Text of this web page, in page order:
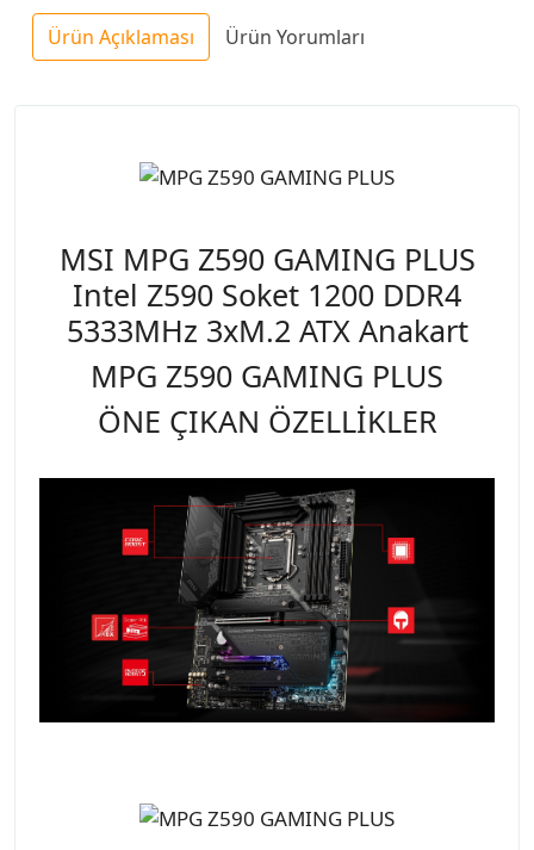
Ürün Açıklaması Ürün Yorumları
MSI MPG Z590 GAMING PLUS
Intel Z590 Soket 1200 DDR4
5333MHz 3xM.2 ATX Anakart
MPG Z590 GAMING PLUS
ÖNE ÇIKAN ÖZELLİKLER